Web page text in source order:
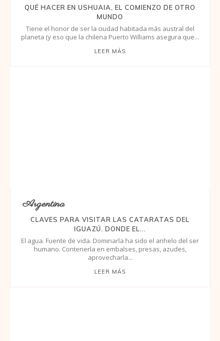
QUÉ HACER EN USHUAIA, EL COMIENZO DE OTRO
MUNDO
Tiene el honor de ser la ciudad habitada más austral del
planeta (y eso que la chilena Puerto Williams asegura que...
LEER MÁS
Argentina
CLAVES PARA VISITAR LAS CATARATAS DEL
IGUAZÚ. DONDE EL...
El agua. Fuente de vida. Dominarla ha sido el anhelo del ser
humano. Contenerla en embalses, presas, azudes,
aprovecharla...
LEER MÁS